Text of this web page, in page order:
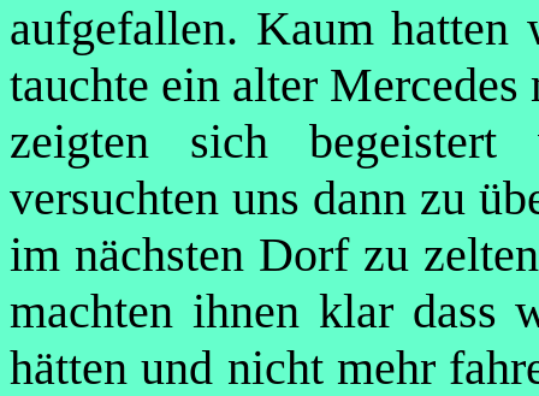
aufgefallen. Kaum hatten
tauchte ein alter
zeigten sich begeistert
versuchten uns dann zu
im nächsten Dorf zu
machten ihnen klar dass
hätten und nicht mehr